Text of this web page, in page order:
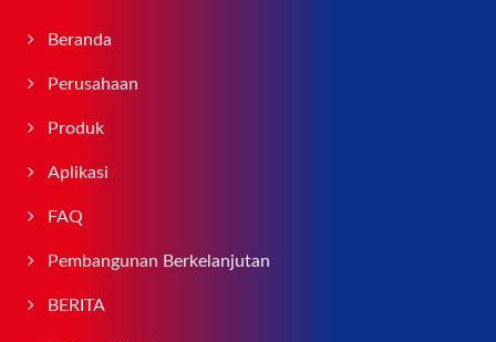
Beranda
Perusahaan
Produk
Aplikasi
FAQ
Pembangunan Berkelanjutan
BERITA